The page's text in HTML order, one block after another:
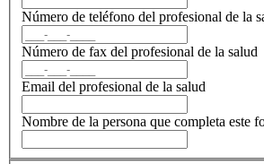
Número de teléfono del profesional de la
Número de fax del profesional de la salud
Email del profesional de la salud
Nombre de la persona que completa este